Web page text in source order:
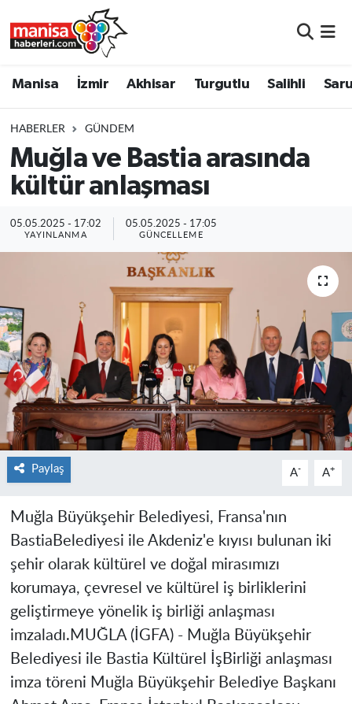
Manisa İzmir Akhisar Turgutlu Salihli
HABERLER GÜNDEM
Muğla ve Bastia arasında
kültür anlaşması
05.05.2025 - 17:02
YAYINLANMA
05.05.2025 - 17:05
GÜNCELLEME
Paylaş A- A+
Muğla Büyükşehir Belediyesi, Fransa'nın
BastiaBelediyesi ile Akdeniz'e kıyısı bulunan iki
şehir olarak kültürel ve doğal mirasımızı
korumaya, çevresel ve kültürel iş birliklerini
geliştirmeye yönelik iş birliği anlaşması
imzaladı. MUĞLA (İGFA) - Muğla Büyükşehir
Belediyesi ile Bastia Kültürel İşBirliği anlaşması
imza töreni Muğla Büyükşehir Belediye Başkanı
Turgutlu
Salihli
Resmi İlanlar
Manisa Nöbetçi Eczaneler
Manisa Trafik Yoğunluk Haritası
Süper Lig Puan Durumu ve Fikstür
Son Dakika Haberleri
Haber Arşivi